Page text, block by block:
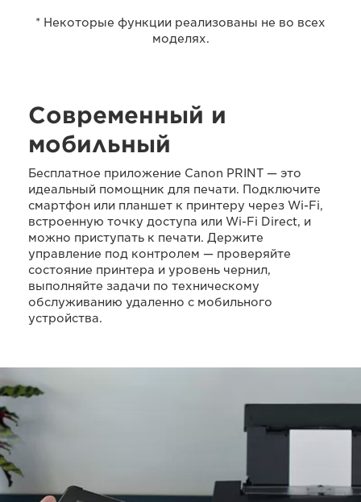
* Некоторые функции реализованы не во всех
моделях.
Современный и
мобильный
Бесплатное приложение Canon PRINT — это
идеальный помощник для печати. Подключите
смартфон или планшет к принтеру через Wi-Fi,
встроенную точку доступа или Wi-Fi Direct, и
можно приступать к печати. Держите
управление под контролем — проверяйте
состояние принтера и уровень чернил,
выполняйте задачи по техническому
обслуживанию удаленно с мобильного
устройства.